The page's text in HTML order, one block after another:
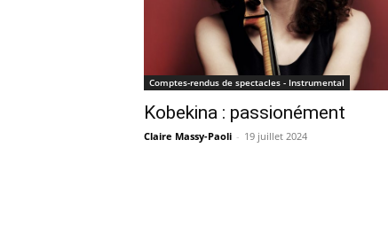
Comptes-rendus de spectacles - Instrumental
Kobekina : passionément
Claire Massy-Paoli - 19 juillet 2024